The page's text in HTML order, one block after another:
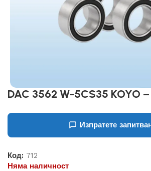
DAC 3562 W-5CS35 KOYO
Изпратете
Код: 712
Няма наличност